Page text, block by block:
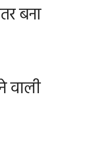
बना
वाली